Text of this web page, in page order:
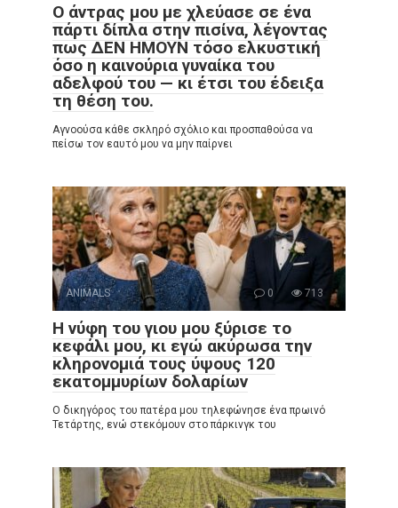
Ο άντρας μου με χλεύασε σε ένα
πάρτι δίπλα στην πισίνα, λέγοντας
πως ΔΕΝ ΗΜΟΥΝ τόσο ελκυστική
όσο η καινούρια γυναίκα του
αδελφού του — κι έτσι του έδειξα
τη θέση του.
Αγνοούσα κάθε σκληρό σχόλιο και προσπαθούσα να
πείσω τον εαυτό μου να μην παίρνει
ANIMALS 0 713
Η νύφη του γιου μου ξύρισε το
κεφάλι μου, κι εγώ ακύρωσα την
κληρονομιά τους ύψους 120
εκατομμυρίων δολαρίων
Ο δικηγόρος του πατέρα μου τηλεφώνησε ένα πρωινό
Τετάρτης, ενώ στεκόμουν στο πάρκινγκ του